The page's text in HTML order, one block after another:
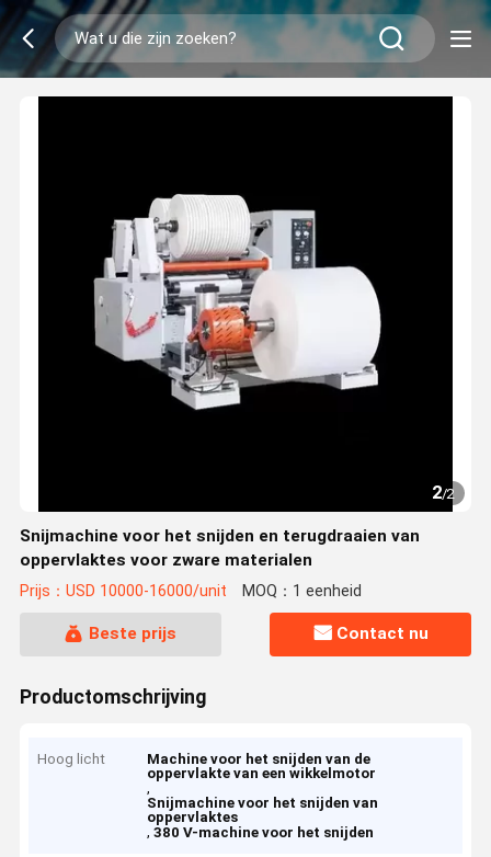
2/2
Snijmachine voor het snijden en terugdraaien van
oppervlaktes voor zware materialen
Prijs：USD 10000-16000/unit MOQ：1 eenheid
Beste prijs Contact nu
Productomschrijving
Hoog licht
Machine voor het snijden van de
oppervlakte van een wikkelmotor
,
Snijmachine voor het snijden van
oppervlaktes
,380 V-machine voor het snijden